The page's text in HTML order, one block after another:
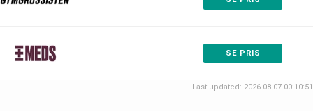
SE PRIS
Last updated: 2026-08-07 00:10:51